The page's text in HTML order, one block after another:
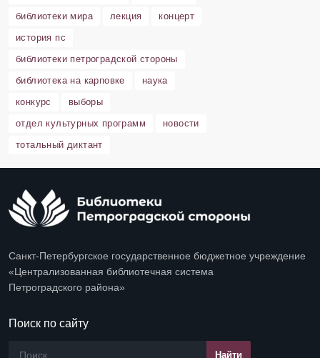
библиотеки мира
лекция
концерт
история пс
библиотеки петроградской стороны
библиотека на карповке
наука
конкурс
выборы
отдел культурных программ
новости
тотальный диктант
Санкт-Петербургское государственное бюджетное учреждение
«Централизованная библиотечная система
Петроградского района»
Поиск по сайту